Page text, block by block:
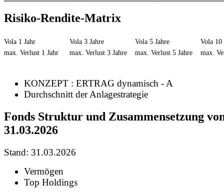
Risiko-Rendite-Matrix
Vola 1 Jahr Vola 3 Jahre Vola 5 Jahre
Vola 10
max. Verlust 1 Jahr
max. Verlust 3 Jahre max. Verlust 5 Jahre max.
KONZEPT : ERTRAG dynamisch - A
Durchschnitt der Anlagestrategie
Fonds Struktur und Zusammensetzung
31.03.2026
Stand: 31.03.2026
Vermögen
Top Holdings